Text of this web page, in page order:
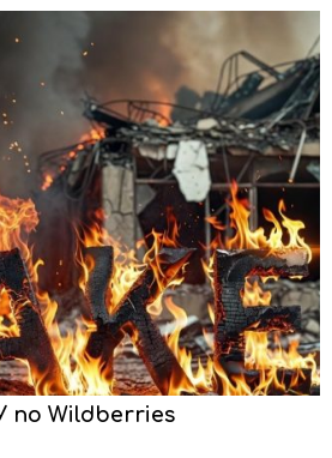
по Wildberries